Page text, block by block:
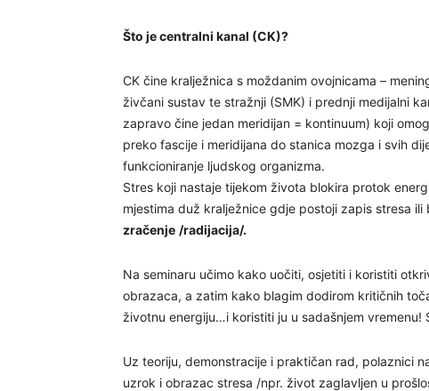
Što je centralni kanal (CK)?
CK čine kralježnica s moždanim ovojnicama –
živčani sustav te stražnji (SMK) i prednji medijalni
zapravo čine jedan meridijan = kontinuum) koji
preko fascije i meridijana do stanica mozga i svih
funkcioniranje ljudskog organizma.
Stres koji nastaje tijekom života blokira protok
mjestima duž kralježnice gdje postoji zapis stresa
zračenje /radijacija/.
Na seminaru učimo kako uočiti, osjetiti i koristiti
obrazaca, a zatim kako blagim dodirom kritičnih
životnu energiju…i koristiti ju u sadašnjem vremenu!
Uz teoriju, demonstracije i praktičan rad, polaznici
uzrok i obrazac stresa /npr. život zaglavljen u